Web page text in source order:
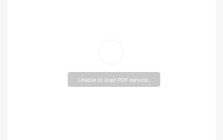
Unable to load PDF service..